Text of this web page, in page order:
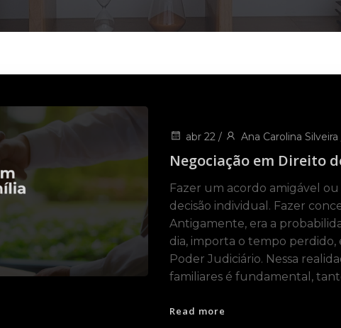
abr 22 / Ana Carolina Silveira
Negociação em Direito
Fazer um acordo amigável
decisão individual. Fazer
Antigamente, era a
dia, importa o tempo
Poder Judiciário. Nessa
familiares é fundamental,
Read more